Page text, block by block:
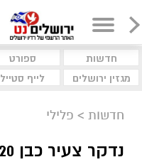
חדשות ספורט
מגזין ירושלים
לייף סטייל
חדשות > פלילי
נדקר צעיר כבן 20